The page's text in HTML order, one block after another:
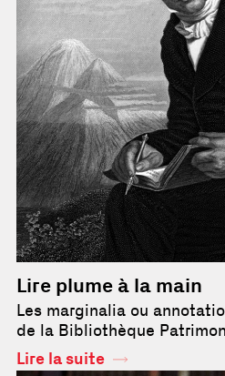
Lire plume à la main
Les marginalia ou
de la Bibliothèque